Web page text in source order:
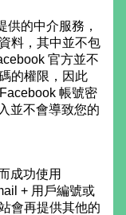
供的中介服務，
料，其中並不包
官方並不
的權限，因此
帳號密
並不會導致您的
成功使用
+ 用戶編號或
會再提供其他的